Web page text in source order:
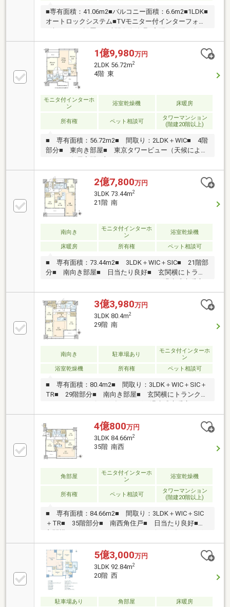
■専有面積：41.06m2■バルコニー面積：6.6m2■1LDK■
オートロックシステム■TVモニター付インターフォン
内廊下設計■フロントサービス（一部有償）※サービス
内容は変更になる可能性がございます。■充実した共
用施設■山手線内最大1247戸、都心・港区の新たなラ
ンドマーク■2つのタワーの1階と2階部分に、白金高輪
での都市生活を彩る商業ゾーンを設置。 タワー間に
は、街の中心となる賑わいと憩いの広場を設けていま
す。
1億9,980万円
2LDK 56.72m2
4階 東
モニタ付インターホ
ン
浴室乾燥機 床暖房
所有権 ペット相談可
タワーマンション
(階建20階以上)
■ 専有面積：56.72m2■ 間取り：2LDK＋WIC■ 4階
部分■ 東向き部屋■ 東京タワービュー（天候によ
■ TVモニター付インターフォン■ 防犯カメラ設置
■ 24時間有人管理■ 宅配ボックス有■ 内廊下設計
■ フロントサービス（一部有償）※サービス内容は変
更になる可能性がございます。■ 充実した共用施設
■ 山手線内最大1247戸、都心・港区の新たなランド
マーク■ 白金高輪駅徒歩3分で都内の主要な駅への良
好なアクセス
2億7,800万円
3LDK 73.44m2
21階 南
南向き
モニタ付インターホ
ン
浴室乾燥機
床暖房 所有権 ペット相談可
■ 専有面積：73.44m2■ 3LDK＋WIC＋SIC■ 21階部
分■ 南向き部屋■ 日当たり良好■ 玄関横にトラン
あり■ 浴室乾燥機■ 食器洗浄機・浄水器・ディスポ
ーザーあり■ オートロックシステム■ TVモニター
付インターフォン■ 防犯カメラ設置■ 24時間有人管
理■ 充実した共用施設■ 宅配ボックス有■ 内廊下
設計■ フロントサービス（一部有償）※サービス内容
は変更になる可能性がございます。
3億3,980万円
3LDK 80.4m2
29階 南
南向き 駐車場あり
モニタ付インターホ
ン
浴室乾燥機
所有権 ペット相談可
■ 専有面積：80.4m2■ 間取り：3LDK＋WIC＋SIC＋
TR■ 29階部分■ 南向き部屋■ 玄関横にトランクル
■ 浴室乾燥機■ 食器洗浄機・浄水器・ディスポーザ
ーあり■ オートロックシステム■ TVモニター付イ
ンターフォン■ 防犯カメラ設置■ 24時間有人管理
■ 宅配ボックス有■ 内廊下設計■ フロントサービ
ス（一部有償）※サービス内容は変更になる可能性が
4億800万円
3LDK 84.66m2
35階 南西
角部屋
モニタ付インターホ
ン
浴室乾燥機
所有権 ペット相談可
タワーマンション
(階建20階以上)
■ 専有面積：84.66m2■ 間取り：3LDK＋WIC＋SIC
＋TR■ 35階部分■ 南西角住戸■ 日当たり良好■
に温水式床暖房あり■ 浴室乾燥機■ 食器洗浄機
(Miele)・浄水器・ディスポーザーあり■ オートロッ
クシステム■ TVモニター付インターフォン■ 防犯
カメラ設置■ 24時間有人管理■ 充実した共用施設
■ フロントサービス（一部有償）※サービス内容は変
更になる可能性がございます。■ 宅配ボックス有
5億3,000万円
3LDK 92.84m2
20階 西
駐車場あり 角部屋 床暖房